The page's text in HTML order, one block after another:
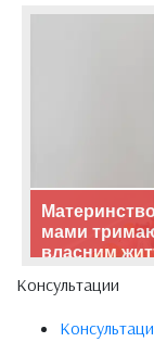
мами
власним
Консультации